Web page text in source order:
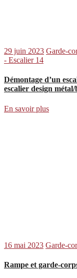
29 juin 2023 Garde-
- Escalier 14
Démontage d’un
escalier design
En savoir plus
16 mai 2023 Garde-
Rampe et garde-